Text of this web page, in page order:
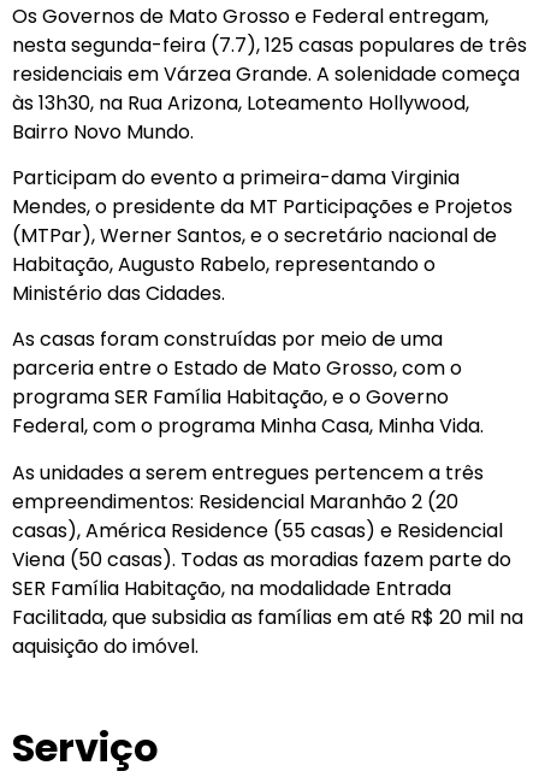
Os Governos de Mato Grosso e Federal entregam,
nesta segunda-feira (7.7), 125 casas populares de três
residenciais em Várzea Grande. A solenidade começa
às 13h30, na Rua Arizona, Loteamento Hollywood,
Bairro Novo Mundo.
Participam do evento a primeira-dama Virginia
Mendes, o presidente da MT Participações e Projetos
(MTPar), Werner Santos, e o secretário nacional de
Habitação, Augusto Rabelo, representando o
Ministério das Cidades.
As casas foram construídas por meio de uma
parceria entre o Estado de Mato Grosso, com o
programa SER Família Habitação, e o Governo
Federal, com o programa Minha Casa, Minha Vida.
As unidades a serem entregues pertencem a três
empreendimentos: Residencial Maranhão 2 (20
casas), América Residence (55 casas) e Residencial
Viena (50 casas). Todas as moradias fazem parte do
SER Família Habitação, na modalidade Entrada
Facilitada, que subsidia as famílias em até R$ 20 mil na
aquisição do imóvel.
Serviço